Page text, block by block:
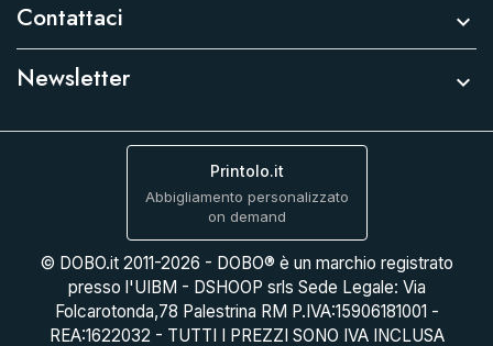
Contattaci 
Newsletter 
Printolo.it
Abbigliamento personalizzato
on demand
© DOBO.it 2011-2026 - DOBO® è un marchio registrato
presso l'UIBM - DSHOOP srls Sede Legale: Via
Folcarotonda,78 Palestrina RM P.IVA:15906181001 -
REA:1622032 - TUTTI I PREZZI SONO IVA INCLUSA